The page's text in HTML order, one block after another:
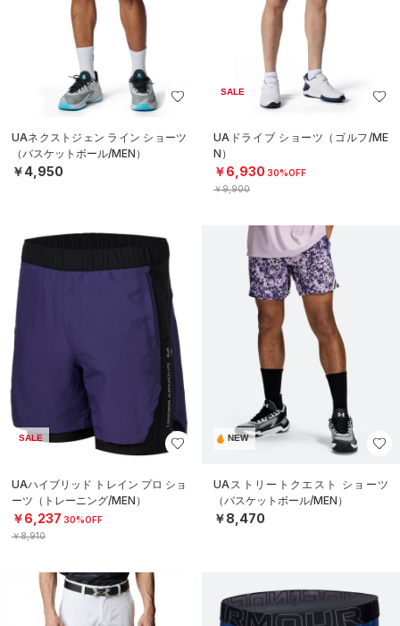
UAネクストジェン ライン ショーツ
（バスケットボール/MEN）
￥4,950
SALE
UAドライブ ショーツ（ゴルフ/ME
N）
￥6,930 30%OFF
￥9,900
SALE
UAハイブリッド トレイン プロ ショ
ーツ（トレーニング/MEN）
￥6,237 30%OFF
￥8,910
NEW
UAストリートクエスト ショーツ
（バスケットボール/MEN）
￥8,470